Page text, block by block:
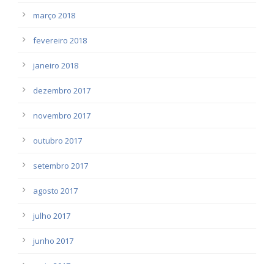
março 2018
fevereiro 2018
janeiro 2018
dezembro 2017
novembro 2017
outubro 2017
setembro 2017
agosto 2017
julho 2017
junho 2017